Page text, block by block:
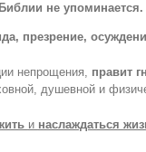
не
презрение,
непрощения, правит
душевной и
и наслаждаться